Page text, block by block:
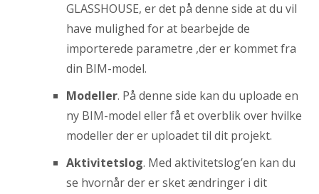
GLASSHOUSE, er det på denne side at du vil
have mulighed for at bearbejde de
importerede parametre ,der er kommet fra
din BIM-model.
Modeller. På denne side kan du uploade en
ny BIM-model eller få et overblik over hvilke
modeller der er uploadet til dit projekt.
Aktivitetslog. Med aktivitetslog’en kan du
se hvornår der er sket ændringer i dit